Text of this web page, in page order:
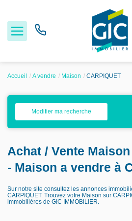
Acheter
Louer
Estimer
Accueil A vendre Maison CARPIQUET
Modifier ma recherche
Achat / Vente
- Maison a vendre à
Sur notre site consultez les annonces
CARPIQUET. Trouvez votre Maison sur
immobilières de GIC IMMOBILIER.